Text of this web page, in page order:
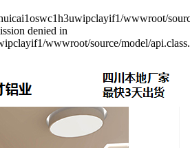
wwwroot/
denied in
wwwroot/source/model/